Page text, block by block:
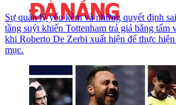
Sự quản lý yếu kém và những quyết định
tầng suýt khiến Tottenham trả giá bằng tấm
khi Roberto De Zerbi xuất hiện để thực
mục.